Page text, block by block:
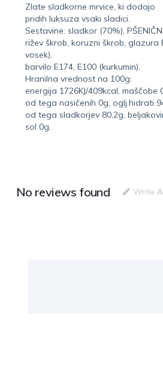
Zlate sladkorne mrvice, ki dodajo
pridih luksuza vsaki sladici.
Sestavine: sladkor (70%),
rižev škrob, koruzni škrob, glazura
vosek),
barvilo E174, E100 (kurkumin).
Hranilna vrednost na 100g:
energija 1726KJ/409kcal, maščobe
od tega nasičenih 0g, oglj.hidrati
od tega sladkorjev 80,2g,
sol 0g.
No reviews found Write